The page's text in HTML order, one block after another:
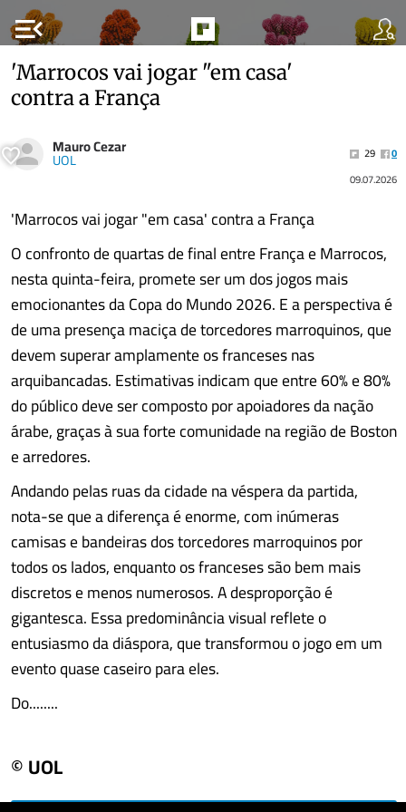
menu_open
'Marrocos vai jogar "em casa'
contra a França
Mauro Cezar
UOL 29
0
09.07.2026
'Marrocos vai jogar "em casa' contra a França
O confronto de quartas de final entre França e Marrocos,
nesta quinta-feira, promete ser um dos jogos mais
emocionantes da Copa do Mundo 2026. E a perspectiva é
de uma presença maciça de torcedores marroquinos, que
devem superar amplamente os franceses nas
arquibancadas. Estimativas indicam que entre 60% e 80%
do público deve ser composto por apoiadores da nação
árabe, graças à sua forte comunidade na região de Boston
e arredores.
Andando pelas ruas da cidade na véspera da partida,
nota-se que a diferença é enorme, com inúmeras
camisas e bandeiras dos torcedores marroquinos por
todos os lados, enquanto os franceses são bem mais
discretos e menos numerosos. A desproporção é
gigantesca. Essa predominância visual reflete o
entusiasmo da diáspora, que transformou o jogo em um
evento quase caseiro para eles.
Do........
© UOL